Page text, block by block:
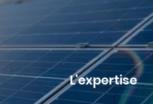
L'expertise